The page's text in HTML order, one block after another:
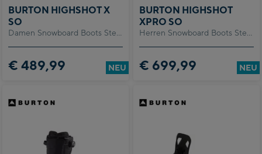
Damen Snowboard Boots Step
BURTON HIGHSHOT X
SO
€ 489,99 NEU
Herren Snowboard Boots Step
BURTON HIGHSHOT
XPRO SO
€ 699,99 NEU